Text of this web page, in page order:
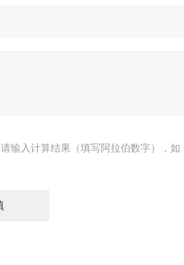
请输入计算结果（填写阿拉伯数字），如